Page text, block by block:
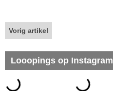
Vorig artikel
Looopings op Instagram